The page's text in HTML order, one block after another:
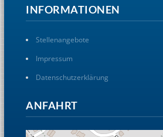
INFORMATIONEN
Stellenangebote
Impressum
Datenschutzerklärung
ANFAHRT